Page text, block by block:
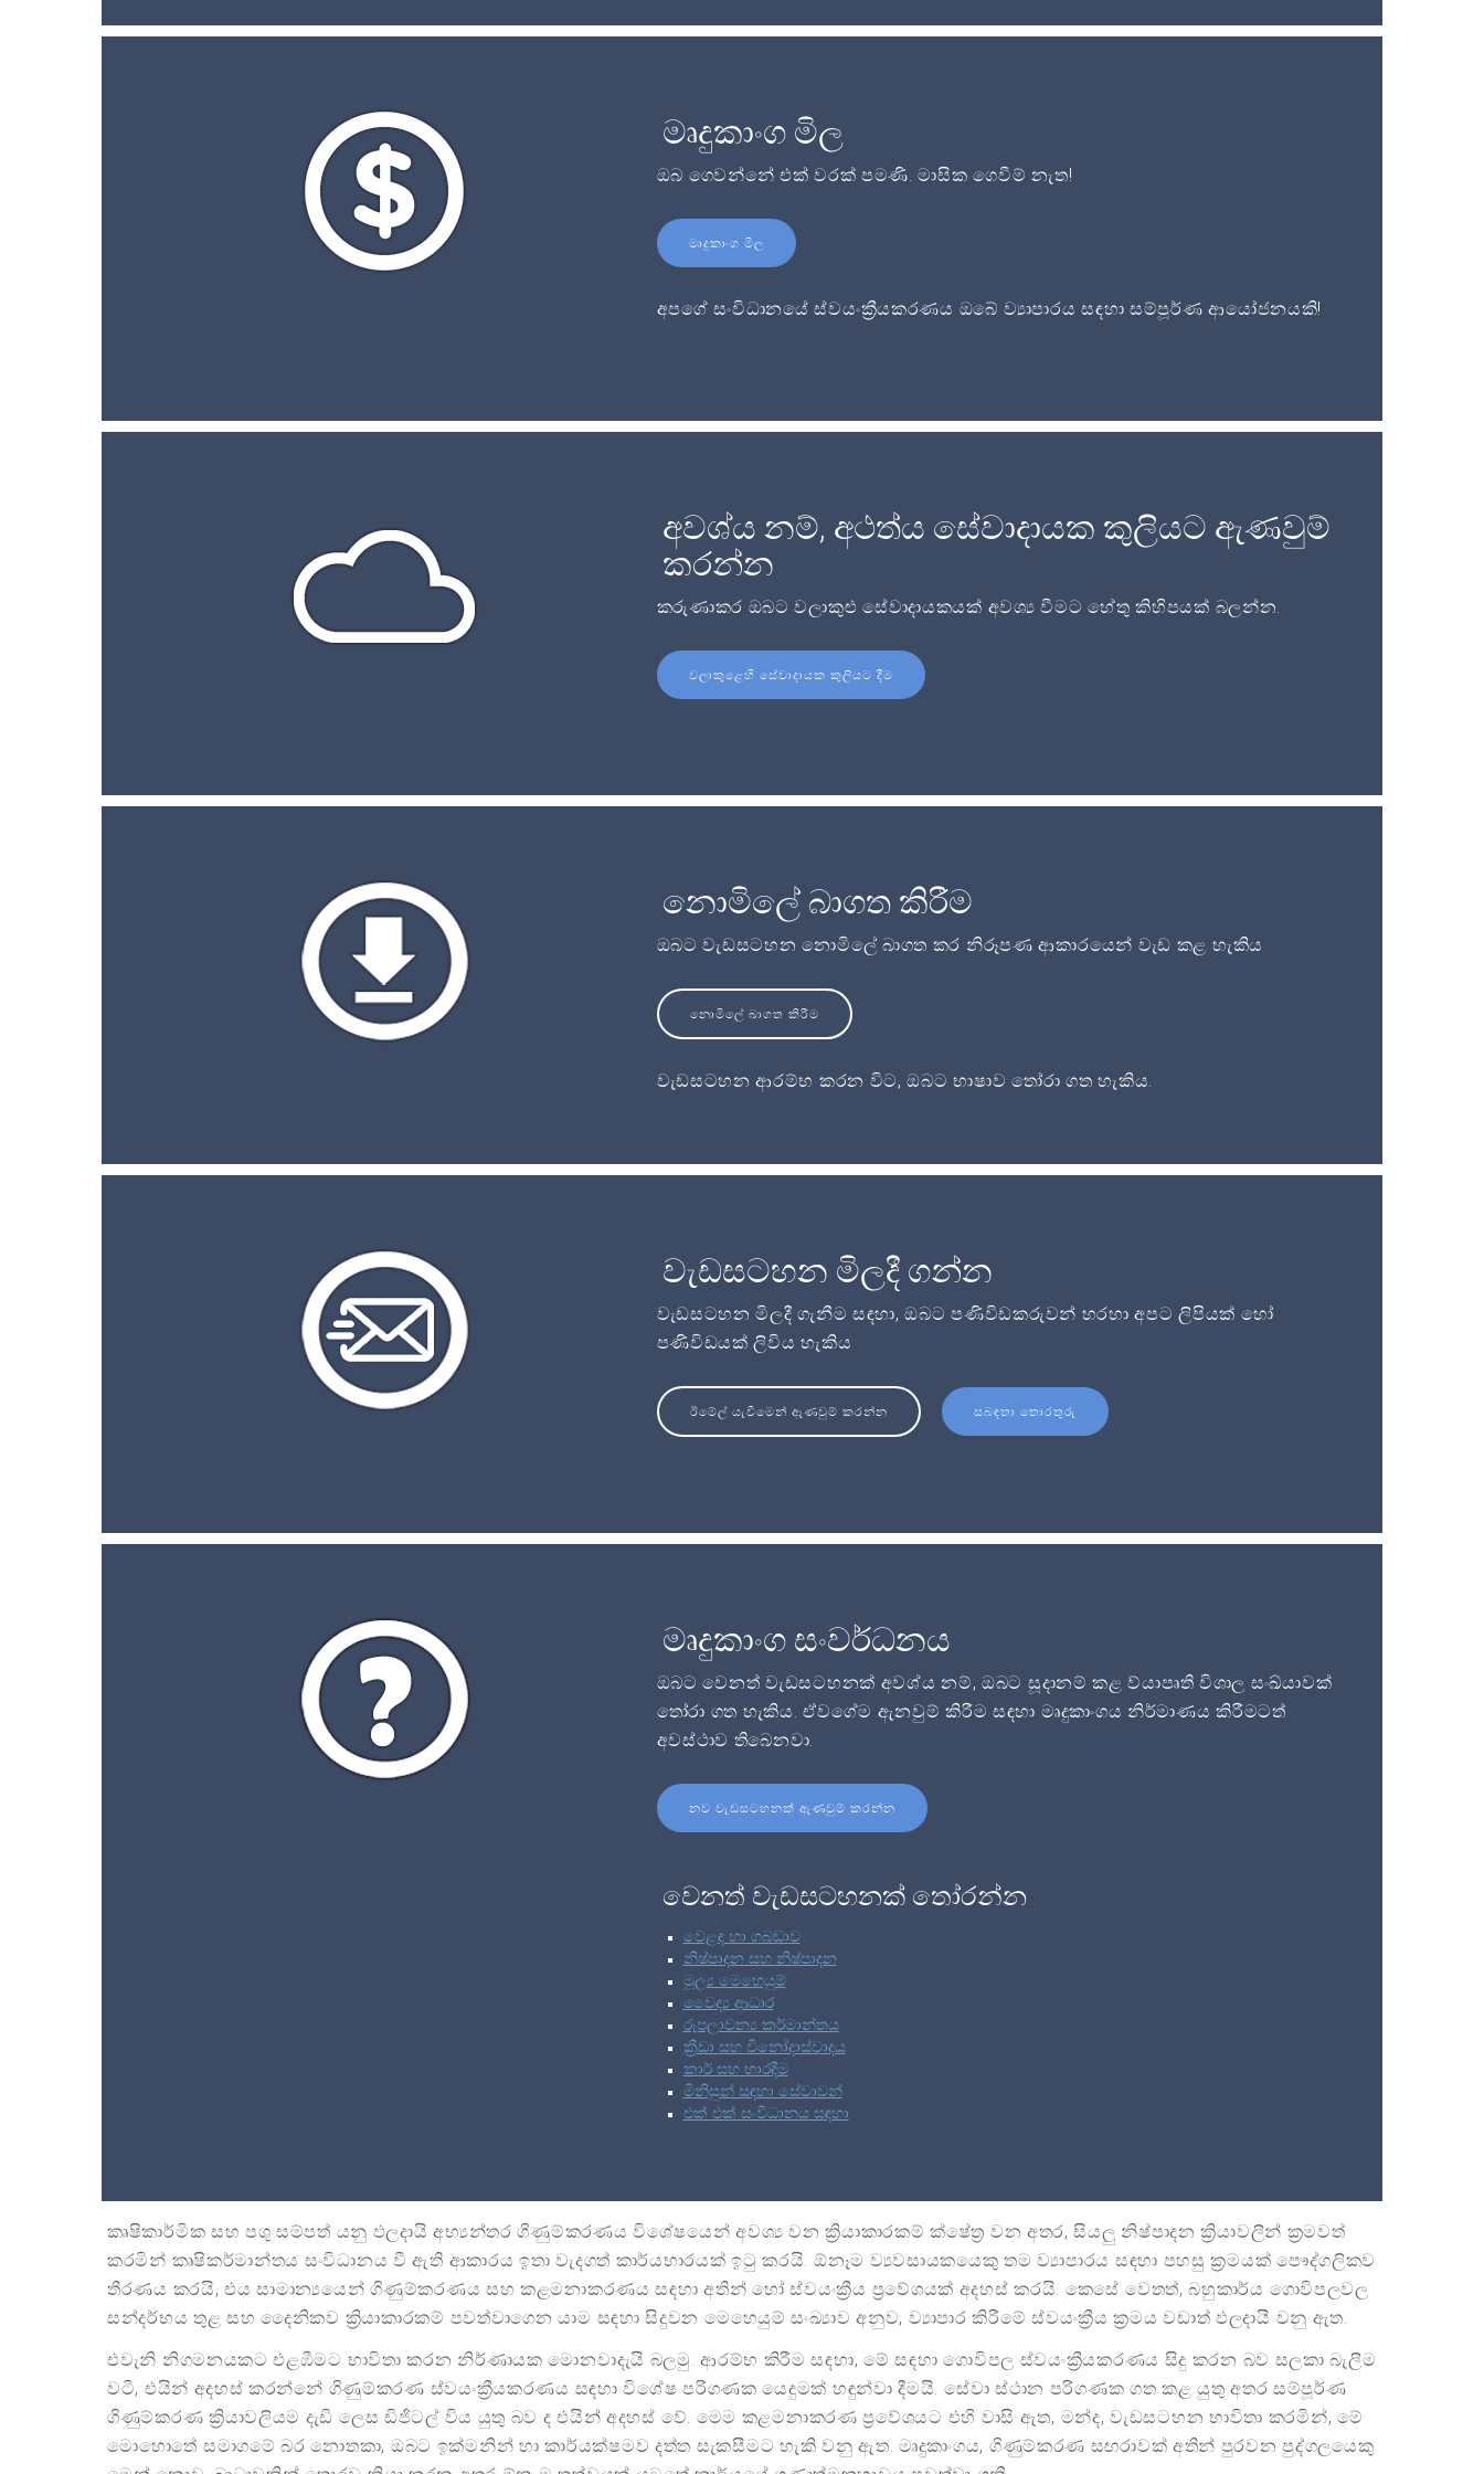
මෘදුකාංග මිල
ඔබ ගෙවන්නේ එක් වරක් පමණි. මාසික ගෙවීම් නැත!
මෘදුකාංග මිල
අපගේ සංවිධානයේ ස්වයංක්‍රීයකරණය ඔබේ ව්‍යාපාරය සඳහා සම්පූර්ණ ආයෝජනයකි!
අවශ්ය නම්, අථත්ය සේවාදායක කුලියට ඇණවුම්
කරන්න
කරුණාකර ඔබට වලාකුළු සේවාදායකයක් අවශ්‍ය වීමට හේතු කිහිපයක් බලන්න.
වලාකුළෙහි සේවාදායක කුලියට දීම
නොමිලේ බාගත කිරීම
ඔබට වැඩසටහන නොමිලේ බාගත කර නිරූපණ ආකාරයෙන් වැඩ කළ හැකිය
නොමිලේ බාගත කිරීම
වැඩසටහන ආරම්භ කරන විට, ඔබට භාෂාව තෝරා ගත හැකිය.
වැඩසටහන මිලදී ගන්න
වැඩසටහන මිලදී ගැනීම සඳහා, ඔබට පණිවිඩකරුවන් හරහා අපට ලිපියක් හෝ
පණිවිඩයක් ලිවිය හැකිය
ඊමේල් යැවීමෙන් ඇණවුම් කරන්න සබඳතා තොරතුරු
මෘදුකාංග සංවර්ධනය
ඔබට වෙනත් වැඩසටහනක් අවශ්ය නම්, ඔබට සූදානම් කළ ව්යාපෘති විශාල සංඛ්යාවක්
තෝරා ගත හැකිය. ඒවගේම ඇනවුම් කිරීම සඳහා මෘදුකාංගය නිර්මාණය කිරීමටත්
අවස්ථාව තිබෙනවා.
නව වැඩසටහනක් ඇණවුම් කරන්න
වෙනත් වැඩසටහනක් තෝරන්න
වෙළඳ හා ගබඩාව
නිෂ්පාදන සහ නිෂ්පාදන
මූල්‍ය මෙහෙයුම්
වෛද්‍ය ආධාර
රූපලාවන්‍ය කර්මාන්තය
ක්‍රීඩා සහ විනෝදාස්වාදය
කාර් සහ භාරදීම
මිනිසුන් සඳහා සේවාවන්
එක් එක් සංවිධානය සඳහා
කෘෂිකාර්මික සහ පශු සම්පත් යනු ඵලදායි අභ්‍යන්තර ගිණුම්කරණය විශේෂයෙන් අවශ්‍ය වන ක්‍රියාකාරකම් ක්ෂේත්‍ර වන අතර, සියලු නිෂ්පාදන ක්‍රියාවලීන් ක්‍රමවත්
කරමින් කෘෂිකර්මාන්තය සංවිධානය වී ඇති ආකාරය ඉතා වැදගත් කාර්යභාරයක් ඉටු කරයි. ඕනෑම ව්‍යවසායකයෙකු තම ව්‍යාපාරය සඳහා පහසු ක්‍රමයක් පෞද්ගලිකව
තීරණය කරයි, එය සාමාන්‍යයෙන් ගිණුම්කරණය සහ කළමනාකරණය සඳහා අතින් හෝ ස්වයංක්‍රීය ප්‍රවේශයක් අදහස් කරයි. කෙසේ වෙතත්, බහුකාර්ය ගොවිපලවල
සන්දර්භය තුළ සහ දෛනිකව ක්‍රියාකාරකම් පවත්වාගෙන යාම සඳහා සිදුවන මෙහෙයුම් සංඛ්‍යාව අනුව, ව්‍යාපාර කිරීමේ ස්වයංක්‍රීය ක්‍රමය වඩාත් ඵලදායී වනු ඇත.
එවැනි නිගමනයකට එළඹීමට භාවිතා කරන නිර්ණායක මොනවාදැයි බලමු. ආරම්භ කිරීම සඳහා, මේ සඳහා ගොවිපල ස්වයංක්‍රීයකරණය සිදු කරන බව සලකා බැලීම
වටී, එයින් අදහස් කරන්නේ ගිණුම්කරණ ස්වයංක්‍රීයකරණය සඳහා විශේෂ පරිගණක යෙදුමක් හඳුන්වා දීමයි. සේවා ස්ථාන පරිගණක ගත කළ යුතු අතර සම්පූර්ණ
ගිණුම්කරණ ක්‍රියාවලියම දැඩි ලෙස ඩිජිටල් විය යුතු බව ද එයින් අදහස් වේ. මෙම කළමනාකරණ ප්‍රවේශයට එහි වාසි ඇත, මන්ද, වැඩසටහන භාවිතා කරමින්, මේ
මොහොතේ සමාගමේ බර නොතකා, ඔබට ඉක්මනින් හා කාර්යක්ෂමව දත්ත සැකසීමට හැකි වනු ඇත. මෘදුකාංගය, ගිණුම්කරණ සඟරාවක් අතින් පුරවන පුද්ගලයෙකු